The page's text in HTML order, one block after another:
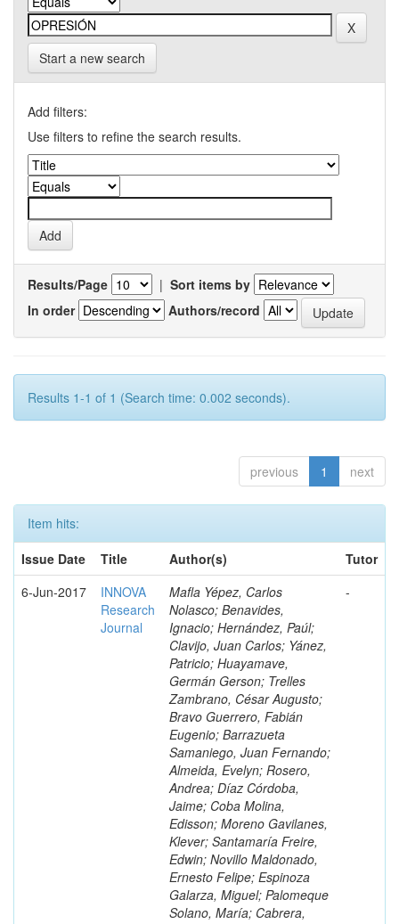
Start a new search
Add filters:
Use filters to refine the search results.
Results/Page | Sort items by
In order
Authors/record
Results 1-1 of 1 (Search time: 0.002 seconds).
previous 1 next
Item hits:
Issue Date
Title Author(s)
Tutor
6-Jun-2017
INNOVA
Research
Journal
Mafla Yépez, Carlos
Nolasco; Benavides,
Ignacio; Hernández, Paúl;
Clavijo, Juan Carlos; Yánez,
Patricio; Huayamave,
Germán Gerson; Trelles
Zambrano, César Augusto;
Bravo Guerrero, Fabián
Eugenio; Barrazueta
Samaniego, Juan Fernando;
Almeida, Evelyn; Rosero,
Andrea; Díaz Córdoba,
Jaime; Coba Molina,
Edisson; Moreno Gavilanes,
Klever; Santamaría Freire,
Edwin; Novillo Maldonado,
Ernesto Felipe; Espinoza
Galarza, Miguel; Palomeque
Solano, María; Cabrera,
-